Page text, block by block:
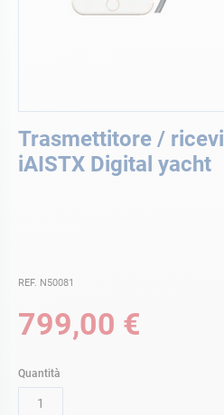
Trasmettitore /
iAISTX Digital yacht
REF. N50081
799,00 €
Quantità
all'inizio
della
galleria